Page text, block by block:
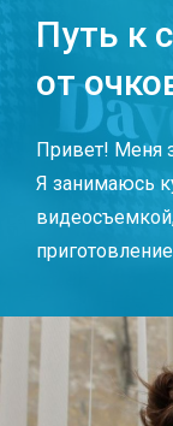
Путь к
от
Привет! Меня
Я занимаюсь